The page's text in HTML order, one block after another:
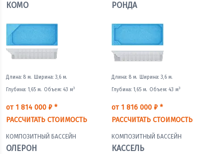
КОМО
Длина: 8 м. Ширина: 3,6 м.
Глубина: 1,65 м. Объем: 43 м3
от 1 814 000 ₽ *
РАССЧИТАТЬ СТОИМОСТЬ
РОНДА
Длина: 8 м. Ширина: 3,6 м.
Глубина: 1,65 м. Объем: 43 м3
от 1 816 000 ₽ *
РАССЧИТАТЬ СТОИМОСТЬ
КОМПОЗИТНЫЙ БАССЕЙН
ОЛЕРОН
КОМПОЗИТНЫЙ БАССЕЙН
КАССЕЛЬ